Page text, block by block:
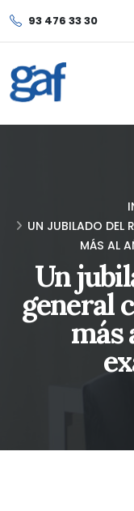
93 476 33 30
UN JUBILADO DEL
MÁS AL
Un
general
más